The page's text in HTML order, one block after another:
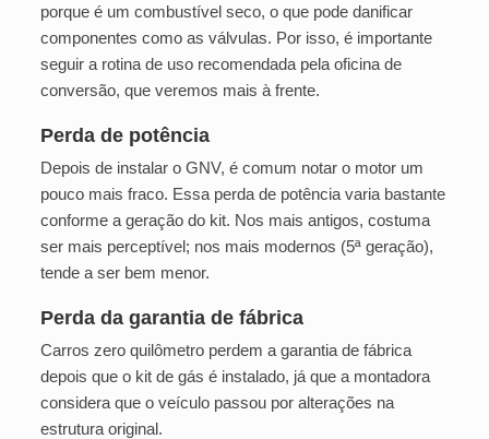
porque é um combustível seco, o que pode danificar
componentes como as válvulas. Por isso, é importante
seguir a rotina de uso recomendada pela oficina de
conversão, que veremos mais à frente.
Perda de potência
Depois de instalar o GNV, é comum notar o motor um
pouco mais fraco. Essa perda de potência varia bastante
conforme a geração do kit. Nos mais antigos, costuma
ser mais perceptível; nos mais modernos (5ª geração),
tende a ser bem menor.
Perda da garantia de fábrica
Carros zero quilômetro perdem a garantia de fábrica
depois que o kit de gás é instalado, já que a montadora
considera que o veículo passou por alterações na
estrutura original.